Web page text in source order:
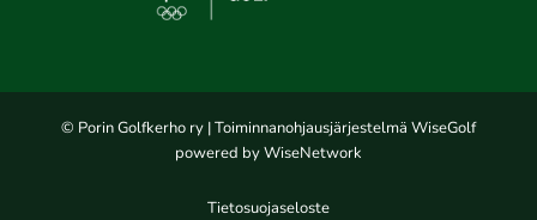
© Porin Golfkerho ry | Toiminnanohjausjärjestelmä WiseGolf
powered by WiseNetwork
Tietosuojaseloste